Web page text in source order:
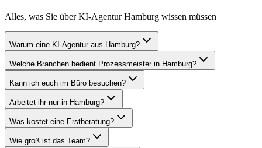
Alles, was Sie überKI-Agentur Hamburg wissen müssen
Warum eine KI-Agentur aus Hamburg?
Welche Branchen bedient Prozessmeister in Hamburg?
Kann ich euch im Büro besuchen?
Arbeitet ihr nur in Hamburg?
Was kostet eine Erstberatung?
Wie groß ist das Team?